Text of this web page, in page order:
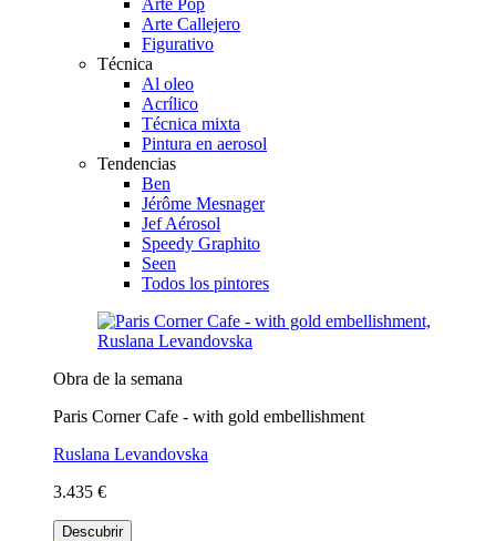
Arte Callejero
Figurativo
Técnica
Al oleo
Acrílico
Técnica mixta
Pintura en aerosol
Tendencias
Ben
Jérôme Mesnager
Jef Aérosol
Speedy Graphito
Seen
Todos los pintores
Obra de la semana
Paris Corner Cafe - with gold embellishment
Ruslana Levandovska
3.435 €
Descubrir